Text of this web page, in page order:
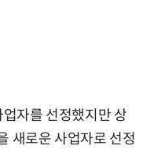
자를 선정했지만 상
새로운 사업자로 선정